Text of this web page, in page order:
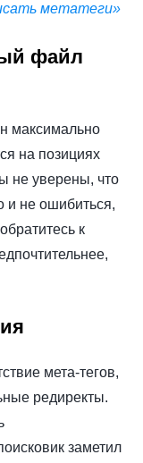
метатеги»
файл
максимально
на позициях
не уверены, что
и не ошибиться,
к
мета-тегов,
редиректы.
заметил